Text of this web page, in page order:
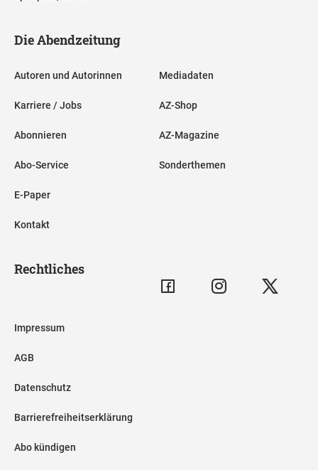
Die Abendzeitung
Autoren und Autorinnen
Karriere / Jobs
Abonnieren
Abo-Service
E-Paper
Kontakt
Mediadaten
AZ-Shop
AZ-Magazine
Sonderthemen
Rechtliches
Impressum
AGB
Datenschutz
Barrierefreiheitserklärung
Abo kündigen